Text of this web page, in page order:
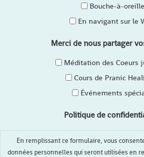
Bouche-à-oreille
En navigant sur le
Merci de nous partager
Méditation des Coeurs
Cours de Pranic
Événements
Politique de
En remplissant ce formulaire, vous
données personnelles qui seront utilisées en